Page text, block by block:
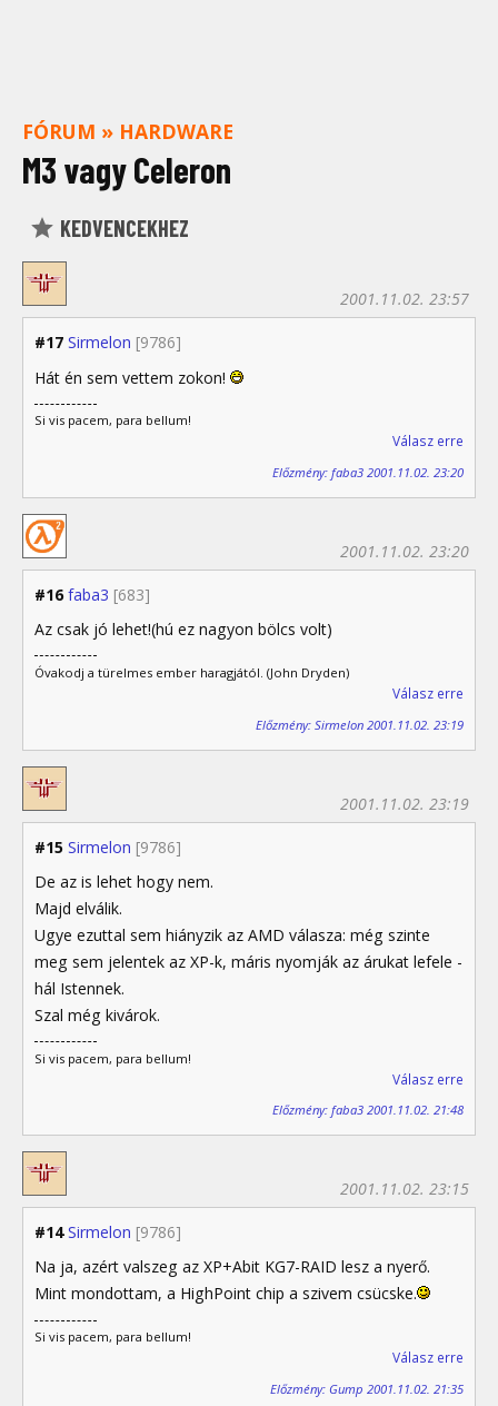
FÓRUM » HARDWARE
M3 vagy Celeron
KEDVENCEKHEZ
#17 Sirmelon [9786]
2001.11.02. 23:57
Hát én sem vettem zokon!
Si vis pacem, para bellum!
Válasz erre
Előzmény: faba3 2001.11.02. 23:20
#16 faba3 [683]
2001.11.02. 23:20
Az csak jó lehet!(hú ez nagyon bölcs volt)
Óvakodj a türelmes ember haragjától. (John Dryden)
Válasz erre
Előzmény: Sirmelon 2001.11.02. 23:19
#15 Sirmelon [9786]
2001.11.02. 23:19
De az is lehet hogy nem.
Majd elválik.
Ugye ezuttal sem hiányzik az AMD válasza: még szinte
meg sem jelentek az XP-k, máris nyomják az árukat lefele -
hál Istennek.
Szal még kivárok.
Si vis pacem, para bellum!
Válasz erre
Előzmény: faba3 2001.11.02. 21:48
#14 Sirmelon [9786]
2001.11.02. 23:15
Na ja, azért valszeg az XP+Abit KG7-RAID lesz a nyerő.
Mint mondottam, a HighPoint chip a szivem csücske.
Si vis pacem, para bellum!
Válasz erre
Előzmény: Gump 2001.11.02. 21:35